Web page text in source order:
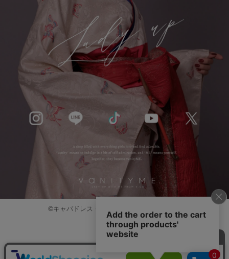
©キャバドレス・コスプレ通販ならvanityME.